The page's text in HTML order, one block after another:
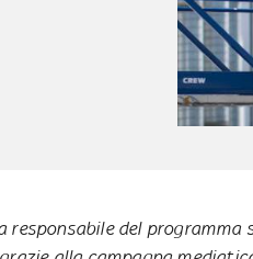
responsabile del programma